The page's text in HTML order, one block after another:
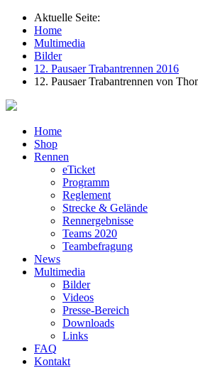
Aktuelle Seite:
Home
Multimedia
Bilder
12. Pausaer Trabantrennen 2016
12. Pausaer Trabantrennen von
Home
Shop
Rennen
eTicket
Programm
Reglement
Strecke & Gelände
Rennergebnisse
Teams 2020
Teambefragung
News
Multimedia
Bilder
Videos
Presse-Bereich
Downloads
Links
FAQ
Kontakt